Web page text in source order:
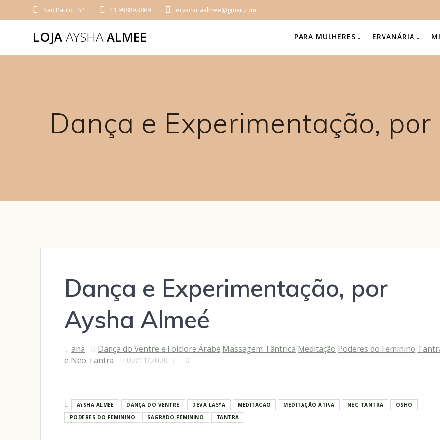
São Paulo . SP 11 99889.9869 ervanariaalmee@gmail.com
LOJA AYSHAALMEE PARA MULHERES ERVANÁRIA
Dança e Experimentação,
Dança e Experimentação, por
Aysha Almeé
ana Dança do Ventre e Folclore Árabe Massagem Tântrica Meditação Poderes do Feminino
e Neo Tantra
02/11/2020 | 0
AYSHA ALMEE DANÇA DO VENTRE DEVA LASYA MEDITACAO MEDITAÇÃO ATIVA NEO TANTRA
OSHO
PODERES DO FEMININO
SAGRADO FEMININO TANTRA